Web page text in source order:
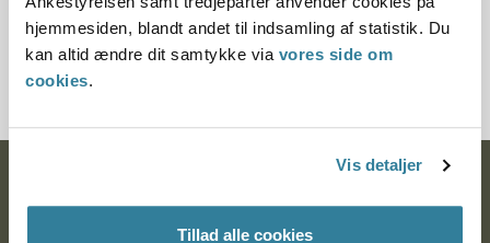
hjemmesiden, blandt andet til indsamling af statistik. Du
kan altid ændre dit samtykke via vores side om
cookies.
Vis detaljer
Tillad alle cookies
Journalnummer
200022-02